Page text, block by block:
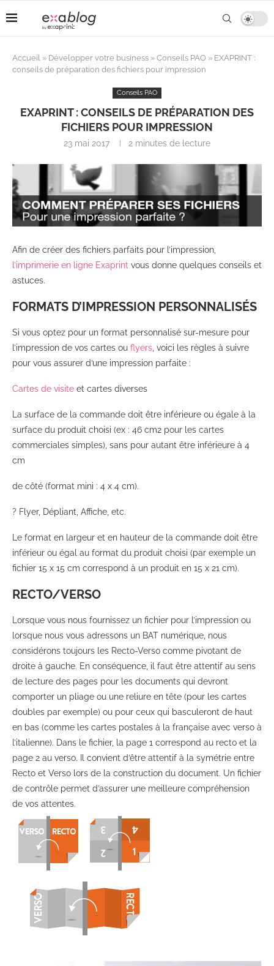
Accueil » Développer votre business » Conseils PAO » EXAPRINT :
conseils de préparation des fichiers pour impression
Conseils PAO
EXAPRINT : CONSEILS DE PRÉPARATION DES
FICHIERS POUR IMPRESSION
23 mai 2017 2 minutes de lecture
Afin de créer des fichiers parfaits pour l’impression,
l’imprimerie en ligne Exaprint vous donne quelques conseils et
astuces.
FORMATS D’IMPRESSION PERSONNALISÉS
Si vous optez pour un format personnalisé sur-mesure pour
l’impression de vos cartes ou flyers , voici les règles à suivre
pour vous assurer d’une impression parfaite :
Cartes de visite et cartes diverses
La surface de la commande doit être inférieure ou égale à la
surface du produit choisi (ex : 46 cm2 pour les cartes
commerciales simples), sans pour autant être inférieure à 4
cm
de côté (format mini : 4 x 4 cm).
? Flyer, Dépliant, Affiche, etc.
Le format en largeur et en hauteur de la commande doit être
inférieur ou égal au format du produit choisi (par exemple un
fichier 15 x 15 cm correspond à un produit en 15 x 21 cm).
RECTO/VERSO
Lorsque vous nous fournissez un fichier pour l’impression ou
lorsque nous vous adressons un BAT numérique, nous
considérons toujours les Recto-Verso comme pivotant de
droite à gauche. En conséquence, il faut être attentif au sens
de lecture des pages pour les documents qui devront
comporter un pliage ou une reliure en tête (pour les cartes
doubles par exemple) ou pour ceux qui basculeront de haut
en bas (comme les cartes postales à la française avec verso à
l’italienne). Dans le fichier, la page 1 correspond au recto et la
page 2 au verso. Il convient d’être attentif à la symétrie entre
Recto et Verso lors de la construction du document. Un fichier
de contrôle permet d’assurer une meilleure compréhension
de vos attentes.